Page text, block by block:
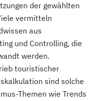
der gewählten
vermitteln
aus
und Controlling, die
werden.
touristischer
sind solche
Themen wie Trends